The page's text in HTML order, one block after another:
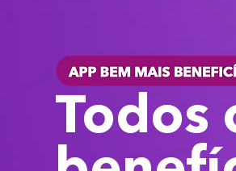
Todos